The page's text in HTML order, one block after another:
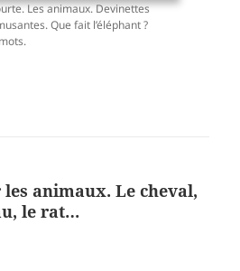
Les animaux. Devinettes
Que fait l’éléphant ?
animaux. Le cheval,
le rat…